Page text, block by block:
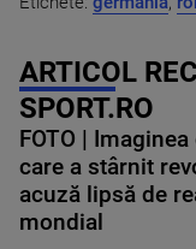
ARTICOL
SPORT.RO
FOTO |
care a stârnit
acuză lipsă de
mondial